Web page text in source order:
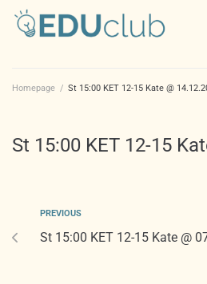
Homepage / St 15:00 KET 12-15 Kate @
St 15:00 KET 12-15
PREVIOUS
St 15:00 KET 12-15 Kate @